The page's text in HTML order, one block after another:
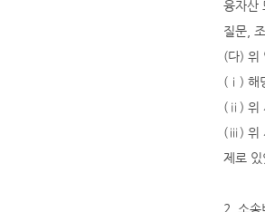
융자산
질문,
(다) 위
(ⅰ) 해
(ⅱ) 위
(ⅲ) 위
제로
2. 소송